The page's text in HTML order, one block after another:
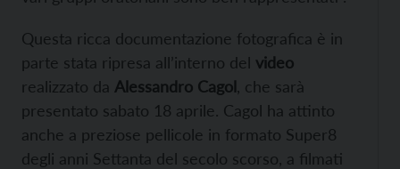
Questa ricca documentazione fotografica è in
parte stata ripresa all’interno del video
realizzato da Alessandro Cagol , che sarà
presentato sabato 18 aprile. Cagol ha attinto
anche a preziose pellicole in formato Super8
degli anni Settanta del secolo scorso, a filmati